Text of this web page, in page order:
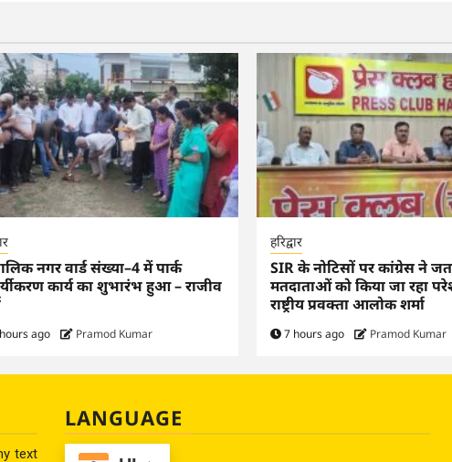
नगर वार्ड संख्या–4 में पार्क
कार्य का शुभारंभ हुआ – राजीव
ago Pramod Kumar
हरिद्वार
SIR के नोटिसों पर कांग्रेस ने
मतदाताओं को किया जा रहा
राष्ट्रीय प्रवक्ता आलोक शर्मा
7 hours ago Pramod Kumar
text
LANGUAGE